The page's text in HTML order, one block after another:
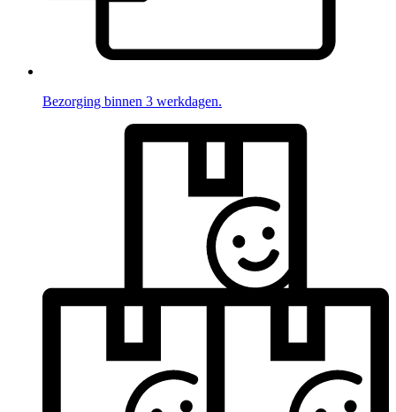
Bezorging binnen 3 werkdagen.